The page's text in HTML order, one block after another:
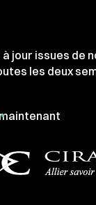
jour issues de
les deux